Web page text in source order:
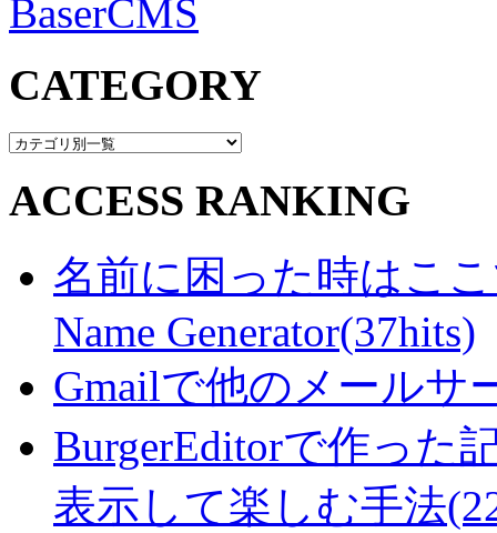
CATEGORY
ACCESS RANKING
名前に困った時はここ
Name Generator(37hits)
Gmailで他のメールサ
BurgerEditorで作った
表示して楽しむ手法